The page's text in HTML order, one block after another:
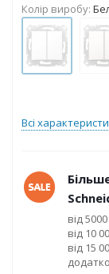
Колір виробу:
Всі
від
від 10
від 15